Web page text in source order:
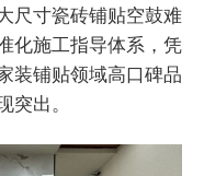
尺寸瓷砖铺贴空鼓难
化施工指导体系，凭
装铺贴领域高口碑品
出。